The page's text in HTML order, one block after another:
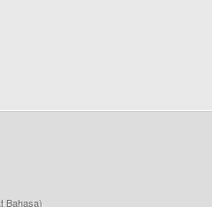
Bahasa)